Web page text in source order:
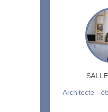
Architecte -